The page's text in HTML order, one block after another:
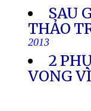
SAU
THẢO
2013
2
VONG